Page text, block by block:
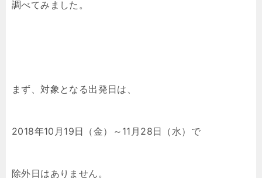
調べてみました。
まず、対象となる出発日は、
2018年10月19日（金）～11月28日（水）で
除外日はありません。